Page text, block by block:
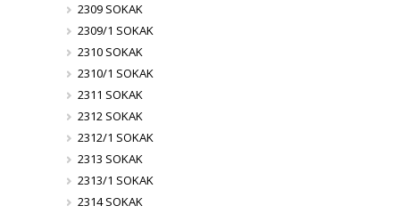
2309 SOKAK
2309/1 SOKAK
2310 SOKAK
2310/1 SOKAK
2311 SOKAK
2312 SOKAK
2312/1 SOKAK
2313 SOKAK
2313/1 SOKAK
2314 SOKAK